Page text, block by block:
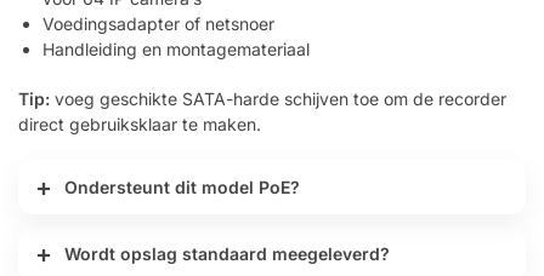
Voedingsadapter of netsnoer
Handleiding en montagemateriaal
Tip: voeg geschikte SATA-harde schijven toe om de recorder
direct gebruiksklaar te maken.
Ondersteunt dit model PoE?
Wordt opslag standaard meegeleverd?